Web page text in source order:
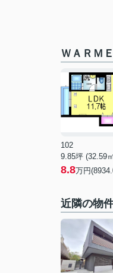
ＷＡＲＭ
102
9.85坪 (32.59
8.8万円
近隣の物